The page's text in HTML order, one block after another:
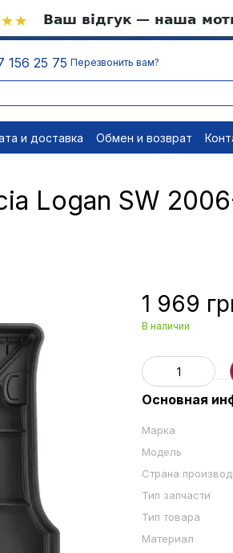
156 25 75 Перезвонить вам?
и доставка Обмен и возврат
Отписаться
Logan SW
1 969
В наличии
Основная
Марка
Модель
Страна
Тип запчасти
Тип товара
Материал